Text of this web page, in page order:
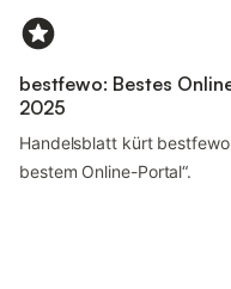
bestfewo: Bestes
2025
Handelsblatt kürt
bestem Online-Portal“.